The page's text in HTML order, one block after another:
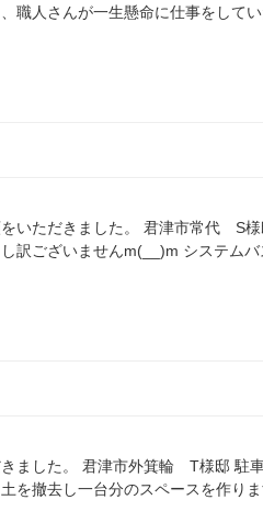
職人さんが一生懸命に仕事をして
いただきました。 君津市常代 S
訳ございませんm(__)m システム
ました。 君津市外箕輪 T様邸 駐
を撤去し一台分のスペースを作り